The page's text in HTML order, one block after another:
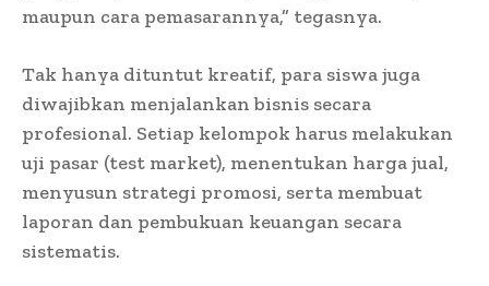
maupun cara pemasarannya,” tegasnya.
Tak hanya dituntut kreatif, para siswa juga
diwajibkan menjalankan bisnis secara
profesional. Setiap kelompok harus melakukan
uji pasar (test market), menentukan harga jual,
menyusun strategi promosi, serta membuat
laporan dan pembukuan keuangan secara
sistematis.